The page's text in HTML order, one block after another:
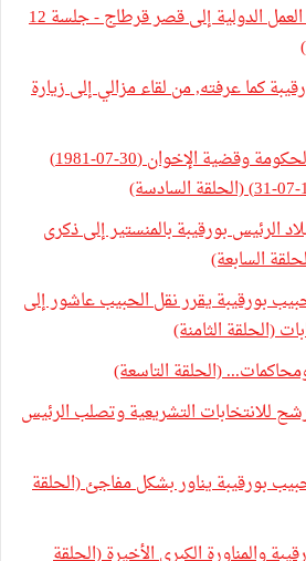
الطيب البكوش: من منظمة العمل الدولية إلى قصر قرطاج - جلسة 12
كما عرفته, من لقاء مزالي إلى زيارة
الطيب البكوش: بين قصر الحكومة وقضية الإخوان (30-07-1981)
الرئيس بورقيبة بالمنستير إلى ذكرى
بورقيبة يقرر نقل الحبيب عاشور إلى
(الحلقة الثامنة)
(الحلقة التاسعة)
للانتخابات التشريعية وتصلب الرئيس
بورقيبة يناور بشكل مفاجئ (الحلقة